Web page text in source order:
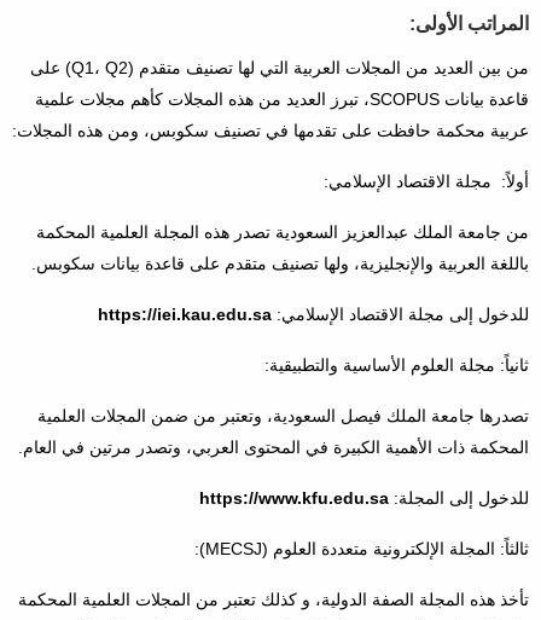
المراتب الأولى:
من بين العديد من المجلات العربية التي لها تصنيف متقدم (Q1، Q2) على
قاعدة بيانات SCOPUS، تبرز العديد من هذه المجلات كأهم مجلات علمية
عربية محكمة حافظت على تقدمها في تصنيف سكوبس، ومن هذه المجلات:
أولاً: مجلة الاقتصاد الإسلامي:
من جامعة الملك عبدالعزيز السعودية تصدر هذه المجلة العلمية المحكمة
باللغة العربية والإنجليزية، ولها تصنيف متقدم على قاعدة بيانات سكوبس.
للدخول إلى مجلة الاقتصاد الإسلامي: https://iei.kau.edu.sa
ثانياً: مجلة العلوم الأساسية والتطبيقية:
تصدرها جامعة الملك فيصل السعودية، وتعتبر من ضمن المجلات العلمية
المحكمة ذات الأهمية الكبيرة في المحتوى العربي، وتصدر مرتين في العام.
للدخول إلى المجلة: https://www.kfu.edu.sa
ثالثاً: المجلة الإلكترونية متعددة العلوم (MECSJ):
تأخذ هذه المجلة الصفة الدولية، و كذلك تعتبر من المجلات العلمية المحكمة